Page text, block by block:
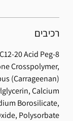
רכיבים
20 Acid Peg-8
Crosspolymer,
(Carrageenan)
Calcium
Borosilicate,
Polysorbate